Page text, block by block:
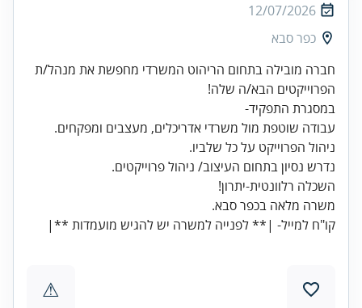
12/07/2026
כפר סבא
חברה מובילה בתחום הריהוט המשרדי מחפשת את מנהל/ת
הפרוייקטים הבא/ה שלה!
השכלה רלוונטית-יתרון!
קו"ח למייל- |** לפנייה למשרה יש להגיש מועמדות **|
⚠